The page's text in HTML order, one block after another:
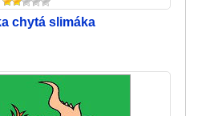
chytá slimáka